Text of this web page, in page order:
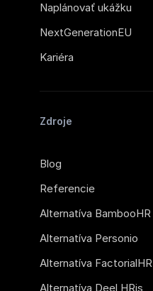
Naplánovať ukážku
NextGenerationEU
Kariéra
Zdroje
Blog
Referencie
Alternatíva BambooHR
Alternatíva Personio
Alternatíva FactorialHR
Alternatíva Deel HRis